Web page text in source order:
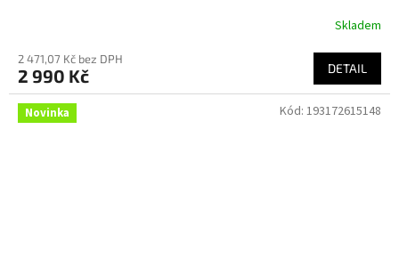
Skladem
2 471,07 Kč bez DPH
2 990 Kč DETAIL
Novinka Kód: 193172615148